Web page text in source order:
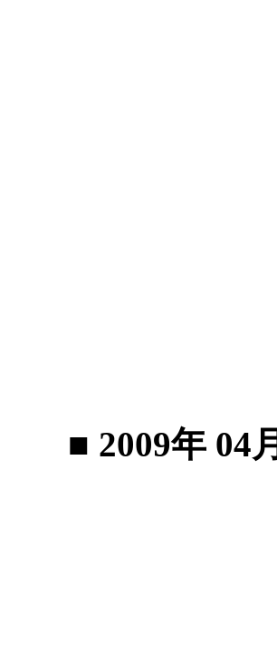
■ 2009年